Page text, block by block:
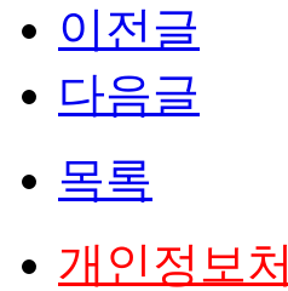
이전글
다음글
목록
개인정보